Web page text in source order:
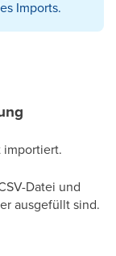
Imports.
importiert.
Datei und
ausgefüllt sind.